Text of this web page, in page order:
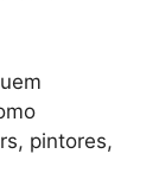
pintores,